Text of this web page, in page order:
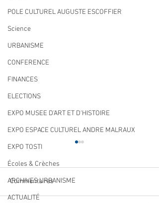
POLE CULTUREL AUGUSTE ESCOFFIER
Science
URBANISME
CONFERENCE
FINANCES
ELECTIONS
EXPO MUSEE D'ART ET D'HISTOIRE
EXPO ESPACE CULTUREL ANDRE MALRAUX
EXPO TOSTI
Écoles & Crèches
ARCHIVES URBANISME
ACTUALITÉ
Commentaires